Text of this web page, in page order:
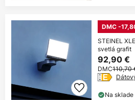
DMC -
STEINEL
svetlá grafit
92,90 €
DMC110,70
Na sklade